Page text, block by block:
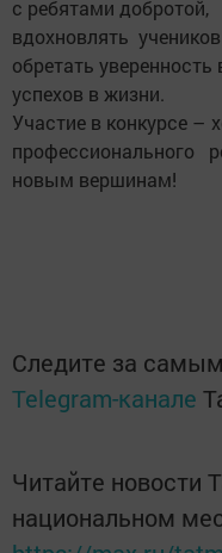
с ребятами добротой,
вдохновлять
обретать
успехов в жизни.
Участие в конкурсе –
новым вершинам!
Следите за
Telegram-канале
Читайте новости
национальном